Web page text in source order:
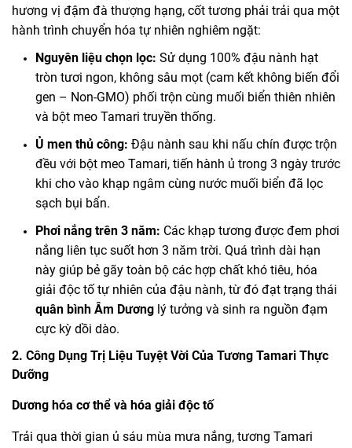
hương vị đậm đà thượng hạng, cốt tương phải trải qua một
hành trình chuyển hóa tự nhiên nghiêm ngặt:
Nguyên liệu chọn lọc: Sử dụng 100% đậu nành hạt
tròn tươi ngon, không sâu mọt (cam kết không biến đổi
gen – Non-GMO) phối trộn cùng muối biển thiên nhiên
và bột meo Tamari truyền thống.
Ủ men thủ công: Đậu nành sau khi nấu chín được trộn
đều với bột meo Tamari, tiến hành ủ trong 3 ngày trước
khi cho vào khạp ngâm cùng nước muối biển đã lọc
sạch bụi bẩn.
Phơi nắng trên 3 năm: Các khạp tương được đem phơi
nắng liên tục suốt hơn 3 năm trời. Quá trình dài hạn
này giúp bẻ gãy toàn bộ các hợp chất khó tiêu, hóa
giải độc tố tự nhiên của đậu nành, từ đó đạt trạng thái
quân bình Âm Dương lý tưởng và sinh ra nguồn đạm
cực kỳ dồi dào.
2. Công Dụng Trị Liệu Tuyệt Vời Của Tương Tamari Thực
Dưỡng
Dương hóa cơ thể và hóa giải độc tố
Trải qua thời gian ủ sáu mùa mưa nắng, tương Tamari